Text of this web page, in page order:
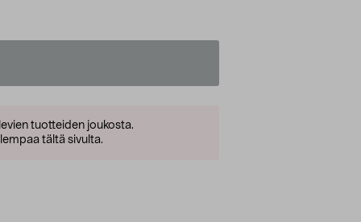
tuotteiden joukosta.
tältä sivulta.